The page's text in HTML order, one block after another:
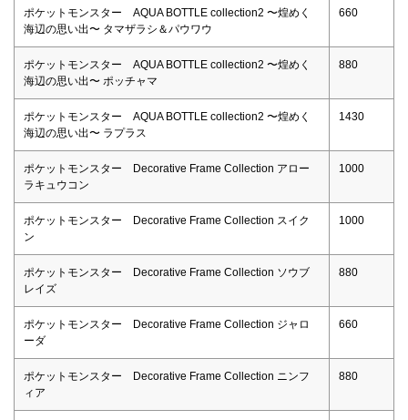
ポケットモンスター AQUA BOTTLE collection2 〜煌めく
海辺の思い出〜 タマザラシ＆パウワウ
660
ポケットモンスター AQUA BOTTLE collection2 〜煌めく
海辺の思い出〜 ポッチャマ
880
ポケットモンスター AQUA BOTTLE collection2 〜煌めく
海辺の思い出〜 ラプラス
1430
ポケットモンスター Decorative Frame Collection アロー
ラキュウコン
1000
ポケットモンスター Decorative Frame Collection スイク
ン
1000
ポケットモンスター Decorative Frame Collection ソウブ
レイズ
880
ポケットモンスター Decorative Frame Collection ジャロ
ーダ
660
ポケットモンスター Decorative Frame Collection ニンフ
ィア
880